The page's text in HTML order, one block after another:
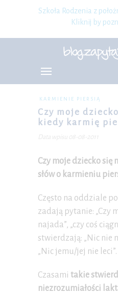
Szkoła Rodzenia z
Kliknij by
KARMIENIE PIERSIĄ
Czy moje
kiedy karmię
Data wpisu 08-08-2011
Czy moje dziecko się
słów o karmieniu
Często na oddziale
zadają pytanie: „Czy
najada”, „czy coś
stwierdzają: „Nic nie
„Nic jemu/jej nie leci”.
Czasami takie
niezrozumiałości